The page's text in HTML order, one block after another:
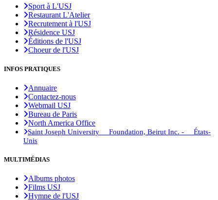
Sport à L'USJ
Restaurant L'Atelier
Recrutement à l'USJ
Résidence USJ
Éditions de l'USJ
Choeur de l'USJ
INFOS PRATIQUES
Annuaire
Contactez-nous
Webmail USJ
Bureau de Paris
North America Office
Saint Joseph University Foundation, Beirut Inc. - États-
Unis
MULTIMÉDIAS
Albums photos
Films USJ
Hymne de l'USJ